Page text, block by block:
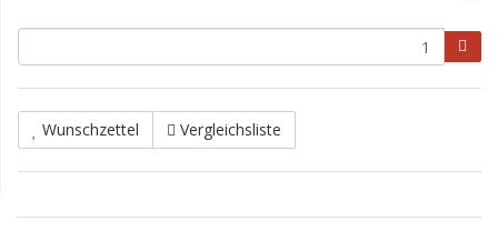
Wunschzettel Vergleichsliste